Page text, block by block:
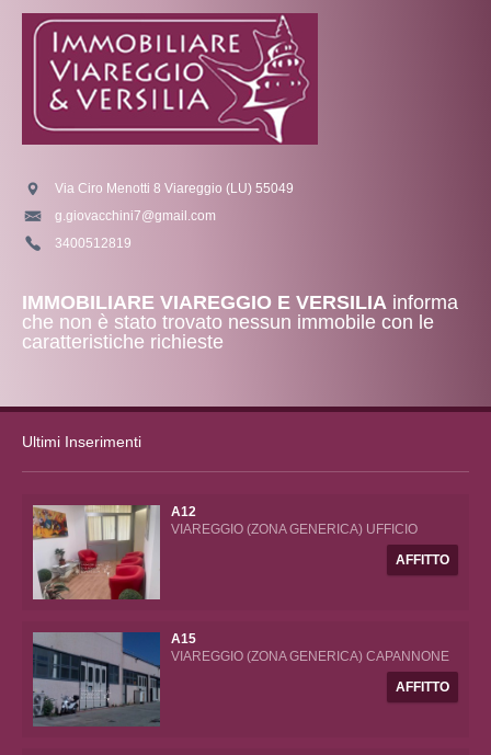
Via Ciro Menotti 8 Viareggio (LU) 55049
g.giovacchini7@gmail.com
3400512819
IMMOBILIARE VIAREGGIO E VERSILIA informa
che non è stato trovato nessun immobile con le
caratteristiche richieste
Ultimi Inserimenti
A12
VIAREGGIO (ZONA GENERICA) UFFICIO
AFFITTO
A15
VIAREGGIO (ZONA GENERICA) CAPANNONE
AFFITTO